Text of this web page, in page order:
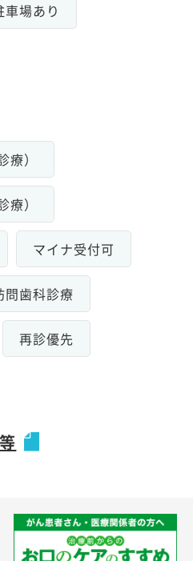
車場あり
）
）
マイナ受付可
問歯科診療
再診優先